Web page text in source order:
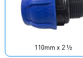
110mm x 2 ½